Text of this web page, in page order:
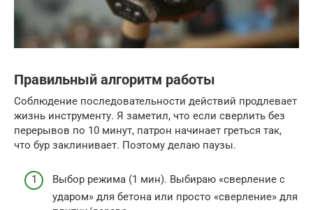
Правильный алгоритм работы
Соблюдение последовательности действий продлевает
жизнь инструменту. Я заметил, что если сверлить без
перерывов по 10 минут, патрон начинает греться так,
что бур заклинивает. Поэтому делаю паузы.
Выбор режима (1 мин). Выбираю «сверление с
ударом» для бетона или просто «сверление» для